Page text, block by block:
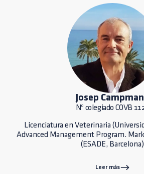
Josep
Nº colegiado COVB
Licenciatura en Veterinaria
Advanced Management Program.
(ESADE, Barcelona)
Leer más